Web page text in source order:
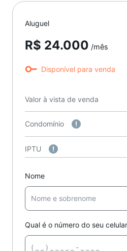
Aluguel
R$ 24.000 /mês
Disponível para venda
Valor à vista de venda
Condomínio
IPTU
Nome
Qual é o número do seu